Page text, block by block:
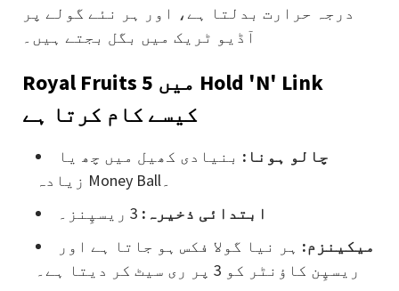
درجہ حرارت بدلتا ہے، اور ہر نئے گولے پر
آڈیو ٹریک میں بگل بجتے ہیں۔
Royal Fruits 5 میں Hold 'N' Link
کیسے کام کرتا ہے
چالو ہونا: بنیادی کھیل میں چھ یا
ابتدائی ذخیرہ:
میکینزم: ہر نیا گولا فکس ہو جاتا ہے اور
ریسپِن کاؤنٹر کو 3 پر ری سیٹ کر دیتا ہے۔